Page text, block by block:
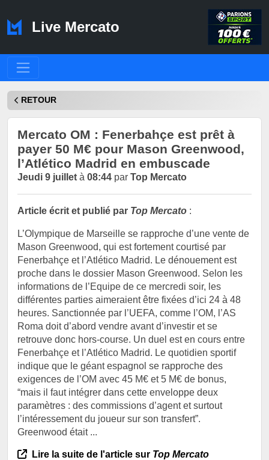
Live Mercato
RETOUR
Mercato OM : Fenerbahçe est prêt à
payer 50 M€ pour Mason Greenwood,
l’Atlético Madrid en embuscade
Jeudi 9 juillet à 08:44 par Top Mercato
Article écrit et publié par Top Mercato :
L’Olympique de Marseille se rapproche d’une vente de
Mason Greenwood, qui est fortement courtisé par
Fenerbahçe et l’Atlético Madrid. Le dénouement est
proche dans le dossier Mason Greenwood. Selon les
informations de l’Equipe de ce mercredi soir, les
différentes parties aimeraient être fixées d’ici 24 à 48
heures. Sanctionnée par l’UEFA, comme l’OM, l’AS
Roma doit d’abord vendre avant d’investir et se
retrouve donc hors-course. Un duel est en cours entre
Fenerbahçe et l’Atlético Madrid. Le quotidien sportif
indique que le géant espagnol se rapproche des
exigences de l’OM avec 45 M€ et 5 M€ de bonus,
“mais il faut intégrer dans cette enveloppe deux
paramètres : des commissions d’agent et surtout
l’intéressement du joueur sur son transfert”.
Greenwood était ...
Lire la suite de l'article sur Top Mercato